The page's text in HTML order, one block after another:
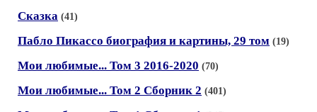
Сказка (41)
Пабло Пикассо биография и картины, 29 том (19)
Мои любимые... Том 3 2016-2020 (70)
Мои любимые... Том 2 Сборник 2 (401)